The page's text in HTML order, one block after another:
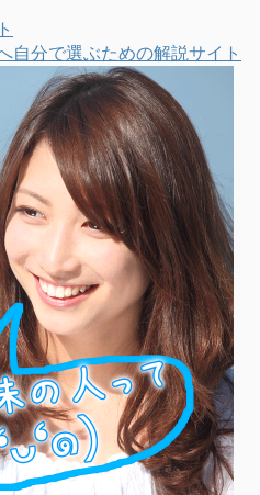
自分で選ぶための解説サイト